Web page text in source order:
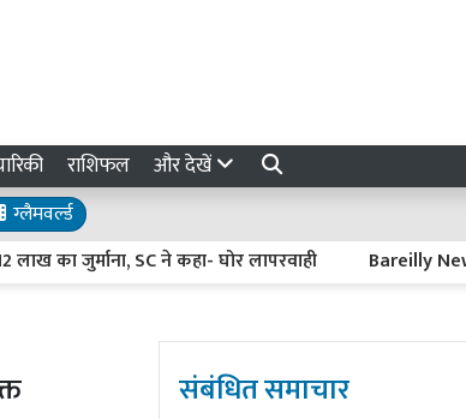
राशिफल और देखें
ग्लैमवर्ल्ड
जुर्माना, SC ने कहा- घोर लापरवाही Bareilly News
संबंधित समाचार